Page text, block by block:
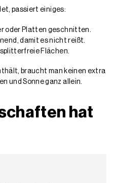
passiert einiges:
oder Platten geschnitten.
damit es nicht reißt.
Flächen.
braucht man keinen extra
und Sonne ganz allein.
hat